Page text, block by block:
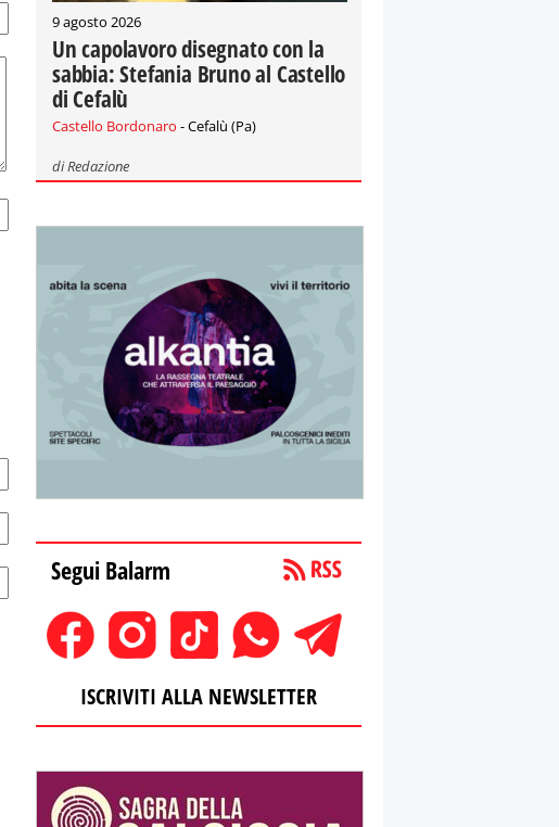
9 agosto 2026
Un capolavoro disegnato con la
sabbia: Stefania Bruno al Castello
di Cefalù
Castello Bordonaro - Cefalù (Pa)
diRedazione
Segui Balarm
ISCRIVITI ALLA NEWSLETTER